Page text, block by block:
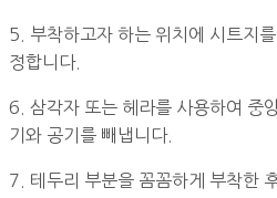
5. 부착하고자 하는 위치에 시트지
정합니다.
6. 삼각자 또는 헤라를 사용하여 중
기와 공기를 빼냅니다.
7. 테두리 부분을 꼼꼼하게 부착한